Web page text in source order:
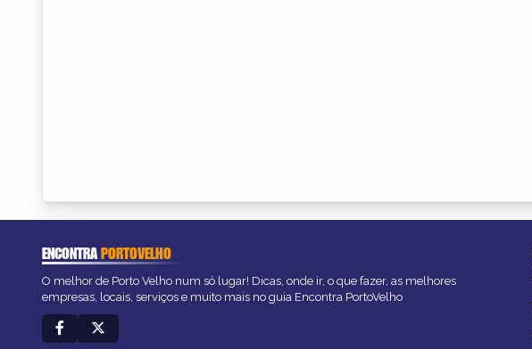
ENCONTRAPORTOVELHO
O melhor de Porto Velho num só lugar! Dicas, onde ir, o que fazer, as melhores
empresas, locais, serviços e muito mais no guia Encontra PortoVelho